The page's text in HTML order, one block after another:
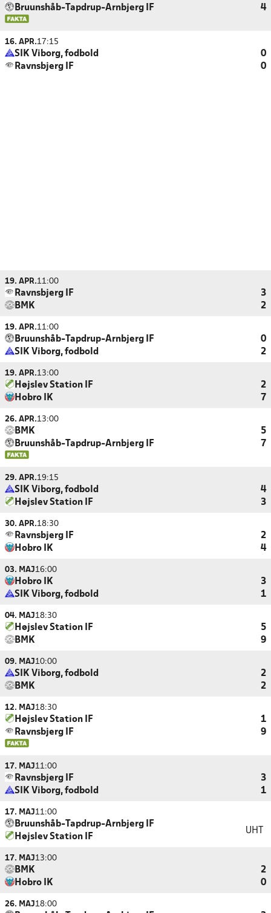
Bruunshåb-Tapdrup-Arnbjerg IF
4
16. APR.17:15
SIK Viborg, fodbold
0
Ravnsbjerg IF
0
19. APR.11:00
Ravnsbjerg IF
3
BMK
2
19. APR.11:00
Bruunshåb-Tapdrup-Arnbjerg IF
0
SIK Viborg, fodbold
2
19. APR.13:00
Højslev Station IF
2
Hobro IK
7
26. APR.13:00
BMK
5
Bruunshåb-Tapdrup-Arnbjerg IF
7
29. APR.19:15
SIK Viborg, fodbold
4
Højslev Station IF
3
30. APR.18:30
Ravnsbjerg IF
2
Hobro IK
4
03. MAJ16:00
Hobro IK
3
SIK Viborg, fodbold
1
04. MAJ18:30
Højslev Station IF
5
BMK
9
09. MAJ10:00
SIK Viborg, fodbold
2
BMK
2
12. MAJ18:30
Højslev Station IF
1
Ravnsbjerg IF
9
17. MAJ11:00
Ravnsbjerg IF
3
SIK Viborg, fodbold
1
17. MAJ11:00
Bruunshåb-Tapdrup-Arnbjerg IF
Højslev Station IF
UHT
17. MAJ13:00
BMK
2
Hobro IK
0
26. MAJ18:00